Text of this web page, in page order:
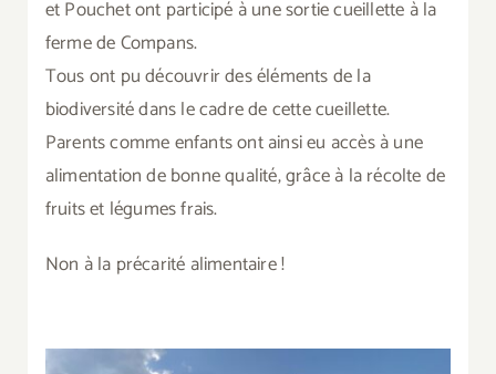
et Pouchet ont participé à une sortie cueillette à la
ferme de Compans.
Tous ont pu découvrir des éléments de la
biodiversité dans le cadre de cette cueillette.
Parents comme enfants ont ainsi eu accès à une
alimentation de bonne qualité, grâce à la récolte de
fruits et légumes frais.
Non à la précarité alimentaire !